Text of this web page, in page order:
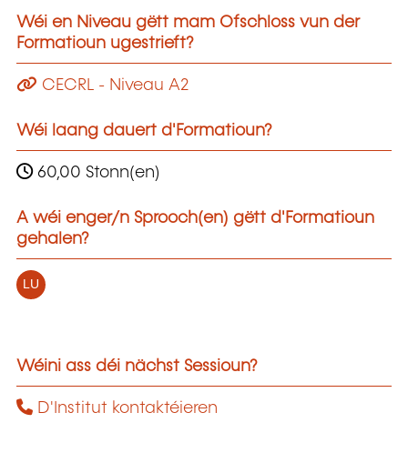
Wéi en Niveau gëtt mam Ofschloss vun der
Formatioun ugestrieft?
CECRL - Niveau A2
Wéi laang dauert d'Formatioun?
60,00 Stonn(en)
A wéi enger/n Sprooch(en) gëtt d'Formatioun
gehalen?
LU
Wéini ass déi nächst Sessioun?
D'Institut kontaktéieren